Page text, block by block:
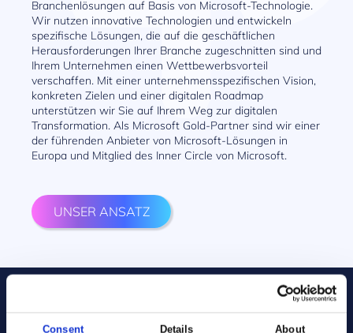
Consent Details About
Branchenlösungen auf Basis von Microsoft-Technologie.
Wir nutzen innovative Technologien und entwickeln
spezifische Lösungen, die auf die geschäftlichen
Herausforderungen Ihrer Branche zugeschnitten sind und
Ihrem Unternehmen einen Wettbewerbsvorteil
verschaffen. Mit einer unternehmensspezifischen Vision,
konkreten Zielen und einer digitalen Roadmap
unterstützen wir Sie auf Ihrem Weg zur digitalen
Transformation. Als Microsoft Gold-Partner sind wir einer
der führenden Anbieter von Microsoft-Lösungen in
Europa und Mitglied des Inner Circle von Microsoft.
UNSER ANSATZ
Sie haben ein Projekt?